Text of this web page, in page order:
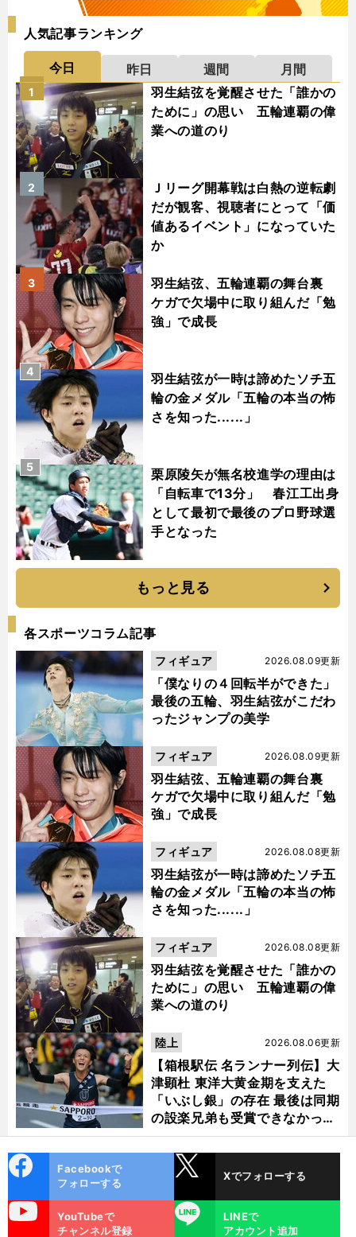
人気記事ランキング
今日 昨日 週間
月間
羽生結弦を覚醒させた「誰かの
ために」の思い 五輪連覇の偉
業への道のり
1
Ｊリーグ開幕戦は白熱の逆転劇
だが観客、視聴者にとって「価
値あるイベント」になっていた
か
2
羽生結弦、五輪連覇の舞台裏
ケガで欠場中に取り組んだ「勉
強」で成長
3
羽生結弦が一時は諦めたソチ五
輪の金メダル「五輪の本当の怖
さを知った......」
4
栗原陵矢が無名校進学の理由は
「自転車で13分」 春江工出身
として最初で最後のプロ野球選
手となった
5
もっと見る
各スポーツコラム記事
「僕なりの４回転半ができた」
最後の五輪、羽生結弦がこだわ
ったジャンプの美学
2026.08.09更新
フィギュア
羽生結弦、五輪連覇の舞台裏
ケガで欠場中に取り組んだ「勉
強」で成長
2026.08.09更新
フィギュア
羽生結弦が一時は諦めたソチ五
輪の金メダル「五輪の本当の怖
さを知った......」
2026.08.08更新
フィギュア
羽生結弦を覚醒させた「誰かの
ために」の思い 五輪連覇の偉
業への道のり
2026.08.08更新
フィギュア
【箱根駅伝 名ランナー列伝】大
津顕杜 東洋大黄金期を支えた
「いぶし銀」の存在 最後は同期
の設楽兄弟も受賞できなかった
金栗杯に輝く
2026.08.06更新
陸上
ok
Facebookで
フォローする
Xでフォローする
YouTubeで
チャンネル登録
LINE
LINEで
アカウント追加